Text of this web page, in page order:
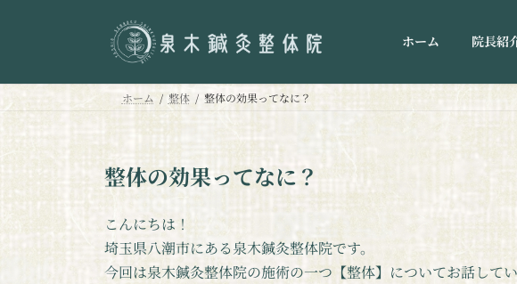
ツ
へ
キ
シ
ョ
に
ホーム 院長紹
ホーム 整体 整体の効果ってなに？
整体の効果ってなに？
こんにちは！
埼玉県八潮市にある泉木鍼灸整体院です。
今回は泉木鍼灸整体院の施術の一つ【整体】についてお話してい